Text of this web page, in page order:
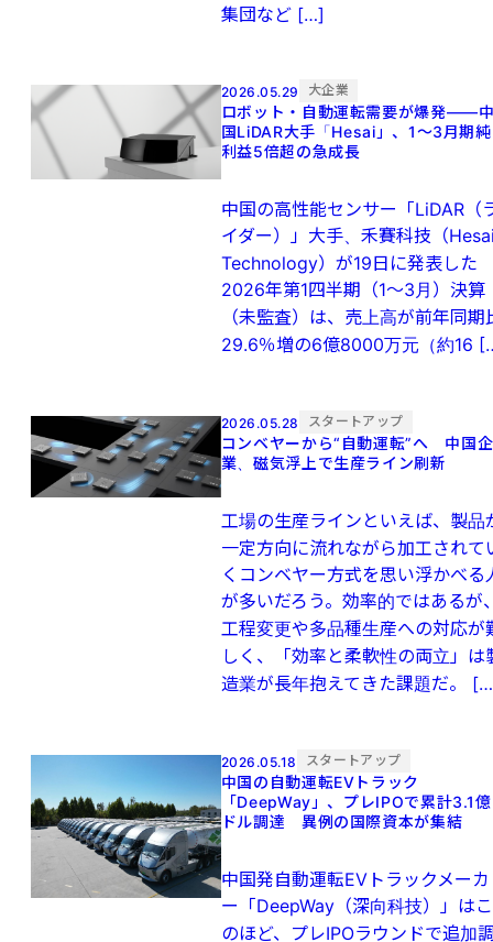
集団など […]
2026.05.29 大企業
ロボット・自動運転需要が爆発——
国LiDAR大手「Hesai」、1〜3月期純
利益5倍超の急成長
中国の高性能センサー「LiDAR（
イダー）」大手、禾賽科技（
Technology）が19日に発表した
2026年第1四半期（1～3月）決算
（未監査）は、売上高が前年同期
29.6％増の6億8000万元（約16
2026.05.28 スタートアップ
コンベヤーから“自動運転”へ 中国企
業、磁気浮上で生産ライン刷新
工場の生産ラインといえば、製品
一定方向に流れながら加工されて
くコンベヤー方式を思い浮かべる
が多いだろう。効率的ではあるが
工程変更や多品種生産への対応が
しく、「効率と柔軟性の両立」は
造業が長年抱えてきた課題だ。
2026.05.18 スタートアップ
中国の自動運転EVトラック
「DeepWay」、プレIPOで累計3.1億
ドル調達 異例の国際資本が集結
中国発自動運転EVトラックメーカ
ー「DeepWay（深向科技）」はこ
のほど、プレIPOラウンドで追加